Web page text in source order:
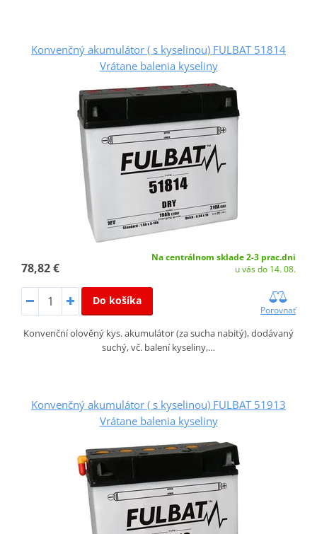
Konvenčný akumulátor ( s kyselinou) FULBAT 51814
Vrátane balenia kyseliny
78,82 €
Na centrálnom sklade 2-3 prac.dni
u vás do 14. 08.
Do košíka
Porovnať
Konvenční olověný kys. akumulátor (za sucha nabitý), dodávaný
suchý, vč. balení kyseliny,…
Konvenčný akumulátor ( s kyselinou) FULBAT 51913
Vrátane balenia kyseliny